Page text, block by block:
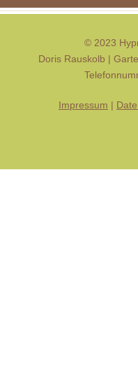
© 2023
Doris Rauskolb |
Impressum |